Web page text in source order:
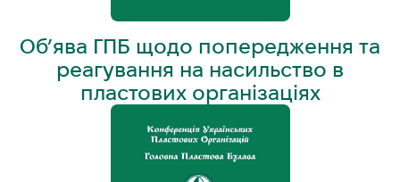
Об’ява ГПБ щодо попередження та
реагування на насильство в
пластових організаціях